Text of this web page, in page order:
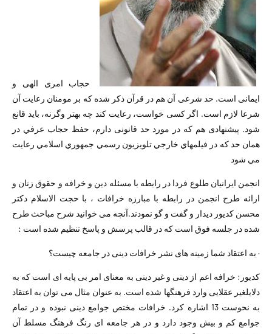
حجاب امری الهی و
ایمانی است. حد شرعی آن هم در قرآن ذکر شده كه بر مومنان رعايت آن
شرعا لازم است. اگر کسی خواست، رعایت کند چه بهتر وگرنه، باید قانع
شود. پیشنهادی هم که در مورد حد قانونی دارم، حفظ حجاب عرفي در
همان حد که در فيلمهاي خارجي تلویزیون رسمي جمهوري اسلامي رعايت
مي شود
انجمن ايرانيان طلوع فردا در رابطه با مسئله دین و خرافه و حقوق زنان و
ارائه طرح انجمن در رابطه با مبارزه خرافات ، با حجت الاسلام دکتر
محسن کدیور ديدار و گفت و گو نمودند.آنچه می خوانید شرح مباحث طرح
شده در جلسه فوق است که در قالب پرسش و پاسخ تنظیم شده است :
· به اعتقاد شما زمینه های نشر خرافات دینی در جامعه چیست؟
كديور: خرافه اعم از دینی و غیر دینی به معنای امر بی پایه ای است که به
دلایلغیر عقلایی وارد فرهنگها شده است. به عنوان مثال می توان به اعتقاد
به نحوست 13 اشاره کرد. خرافات مختص جوامع دینی نبوده و در تمام
جوامع کم و بیش وجود دارد و در هر جامعه ای رنگ فرهنگ مسلط آن